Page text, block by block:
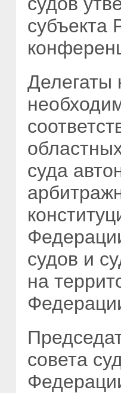
субъекта
Делегаты
суда
судов и
на
совета